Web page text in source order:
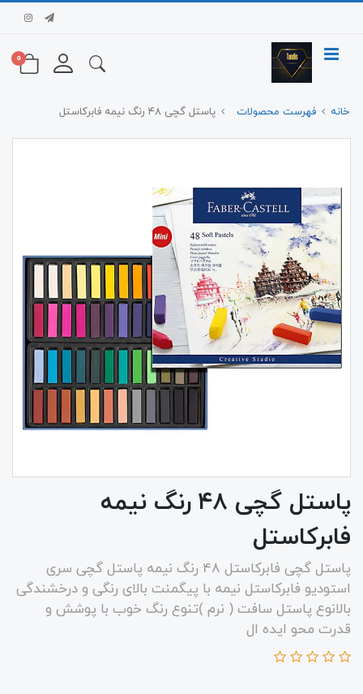
0
خانه فهرست محصولات پاستل گچی‌ ۴۸ رنگ نیمه فابرکاستل
پاستل گچی‌ ۴۸ رنگ نیمه
فابرکاستل
پاستل گچی فابرکاستل 48 رنگ نیمه پاستل گچی سری
استودیو فابرکاستل نیمه با پیگمنت بالای رنگی و درخشندگی
بالانوع پاستل سافت ( نرم )تنوع رنگ خوب با پوشش و
قدرت محو ایده ال